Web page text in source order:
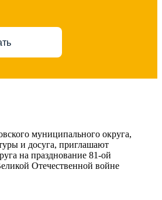
муниципального округа,
и досуга, приглашают
на празднование 81-ой
Отечественной войне